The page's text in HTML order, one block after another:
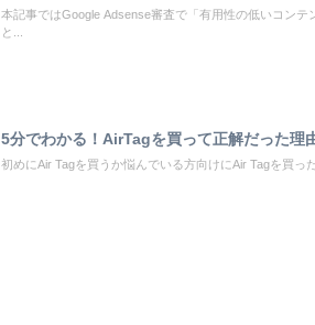
本記事ではGoogle Adsense審査で「有用性の低いコン
と...
5分でわかる！AirTagを買って正解だった理
初めにAir Tagを買うか悩んでいる方向けにAir Tagを買っ